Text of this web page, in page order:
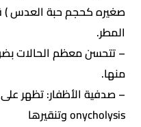
صغيره كحجم حبة العدس )
المطر.
– تتحسن معظم الحالات
منها.
– صدفية الأظفار: تظهر
onycholysis وتنقيرها